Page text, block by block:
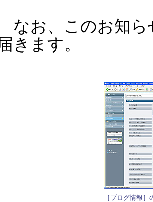
なお、このお知ら
きます。
［ブログ情報］